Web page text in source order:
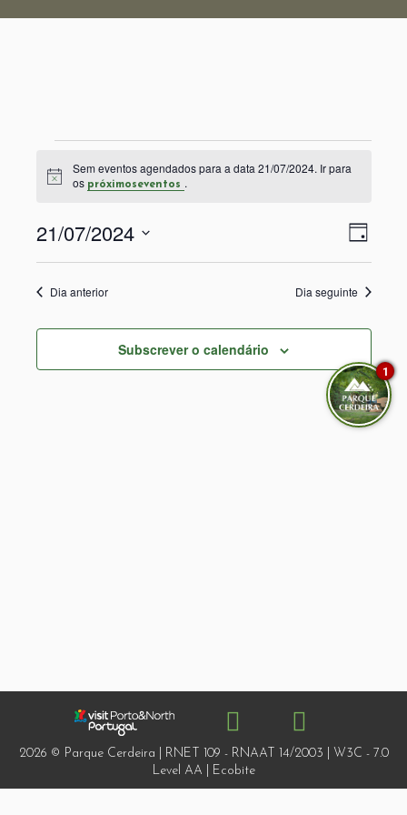
Eventos
21/07/2024
Aviso
Sem eventos agendados para a data 21/07/2024. Ir para
os próximoseventos .
de
de
de
Dia
21/07/2024
data.Dia anterior Dia seguinte
Subscrever o calendário
2026 © Parque Cerdeira | RNET 109 - RNAAT 14/2003 | W3C - 7.0
Level AA | Ecobite
1